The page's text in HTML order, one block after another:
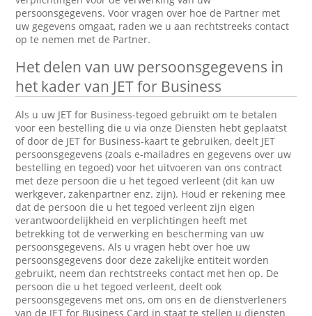
persoonsgegevens. Voor vragen over hoe de Partner met
uw gegevens omgaat, raden we u aan rechtstreeks contact
op te nemen met de Partner.
Het delen van uw persoonsgegevens in
het kader van JET for Business
Als u uw JET for Business-tegoed gebruikt om te betalen
voor een bestelling die u via onze Diensten hebt geplaatst
of door de JET for Business-kaart te gebruiken, deelt JET
persoonsgegevens (zoals e-mailadres en gegevens over uw
bestelling en tegoed) voor het uitvoeren van ons contract
met deze persoon die u het tegoed verleent (dit kan uw
werkgever, zakenpartner enz. zijn). Houd er rekening mee
dat de persoon die u het tegoed verleent zijn eigen
verantwoordelijkheid en verplichtingen heeft met
betrekking tot de verwerking en bescherming van uw
persoonsgegevens. Als u vragen hebt over hoe uw
persoonsgegevens door deze zakelijke entiteit worden
gebruikt, neem dan rechtstreeks contact met hen op. De
persoon die u het tegoed verleent, deelt ook
persoonsgegevens met ons, om ons en de dienstverleners
van de JET for Business Card in staat te stellen u diensten